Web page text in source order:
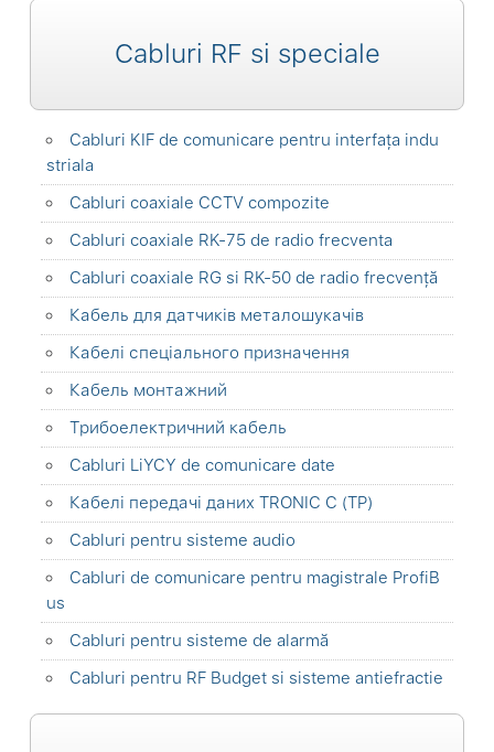
Cabluri RF si speciale
Cabluri KIF de comunicare pentru interfața indu
striala
Cabluri coaxiale CCTV compozite
Cabluri coaxiale RK-75 de radio frecventa
Cabluri coaxiale RG si RK-50 de radio frecvență
Кабель для датчиків металошукачів
Кабелі спеціального призначення
Кабель монтажний
Трибоелектричний кабель
Cabluri LiYCY de comunicare date
Кабелі передачі даних TRONIC C (TP)
Cabluri pentru sisteme audio
Cabluri de comunicare pentru magistrale ProfiB
us
Cabluri pentru sisteme de alarmă
Cabluri pentru RF Budget si sisteme antiefractie